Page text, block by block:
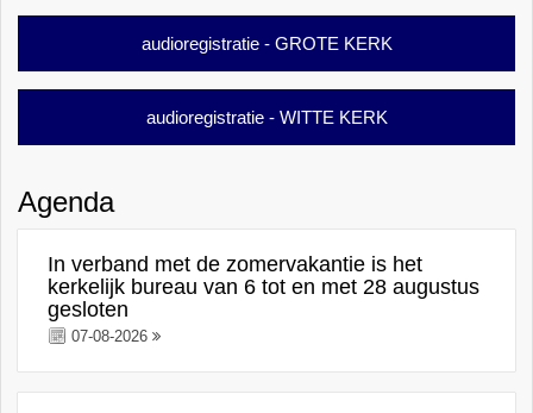
audioregistratie - GROTE KERK
audioregistratie - WITTE KERK
Agenda
In verband met de zomervakantie is het
kerkelijk bureau van 6 tot en met 28 augustus
gesloten
07-08-2026